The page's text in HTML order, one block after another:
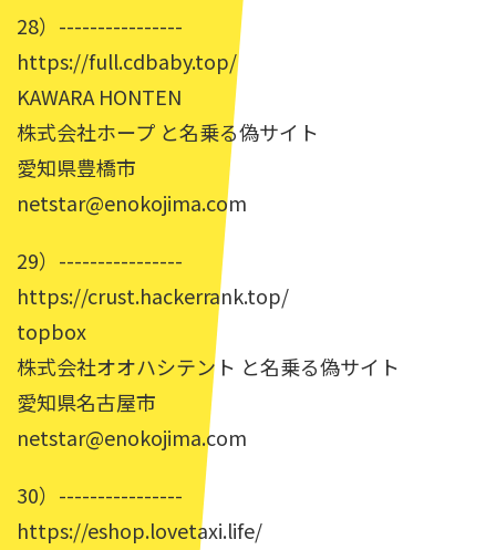
28）----------------
https://full.cdbaby.top/
KAWARA HONTEN
株式会社ホープ と名乗る偽サイト
愛知県豊橋市
netstar@enokojima.com
29）----------------
https://crust.hackerrank.top/
topbox
株式会社オオハシテント と名乗る偽サイト
愛知県名古屋市
netstar@enokojima.com
30）----------------
https://eshop.lovetaxi.life/